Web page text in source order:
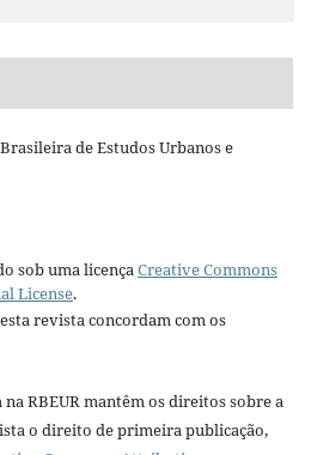
de Estudos Urbanos e
sob uma licença Creative Commons
License.
revista concordam com os
RBEUR mantêm os direitos sobre a
o direito de primeira publicação,